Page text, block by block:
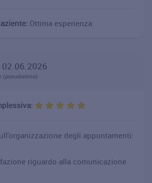
Ottima esperienza
02.06.2026
(pseudonimo)
degli appuntamenti:
riguardo alla comunicazione